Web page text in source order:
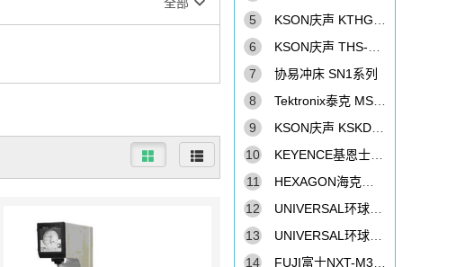
5
KSON庆声 KTHG-415TBS 恒温恒湿柜
6
KSON庆声 THS-D6H+-150-LH 恒温恒湿柜
7
协易冲床 SN1系列
8
Tektronix泰克 MSO4054B 示波器
9
KSON庆声 KSKD-415TBS 冷热冲击机
10
KEYENCE基恩士 VHX-1000C 数码显微镜
11
HEXAGON海克斯康 Global Performance 7107 接触式三次元
12
UNIVERSAL环球GC-30S贴片机
13
UNIVERSAL环球GX11S贴片机
14
FUJI富士NXT-M3II贴片机